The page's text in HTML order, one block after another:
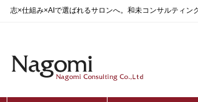
志×仕組み×AIで選ばれるサロンへ。和未コンサルティン